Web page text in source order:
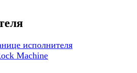
исполнителя